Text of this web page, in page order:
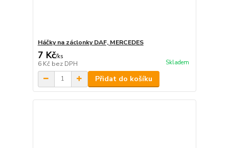
Háčky na záclonky DAF, MERCEDES
7 Kč/ks
6 Kč bez DPH Skladem
Přidat do košíku